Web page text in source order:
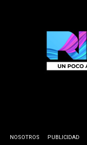
NOSOTROS PUBLICIDAD